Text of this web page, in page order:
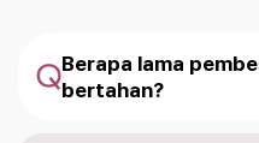
Berapa lama
bertahan?